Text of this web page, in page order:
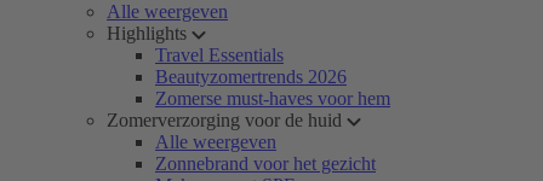
Alle weergeven
Highlights
Travel Essentials
Beautyzomertrends 2026
Zomerse must-haves voor hem
Zomerverzorging voor de huid
Alle weergeven
Zonnebrand voor het gezicht